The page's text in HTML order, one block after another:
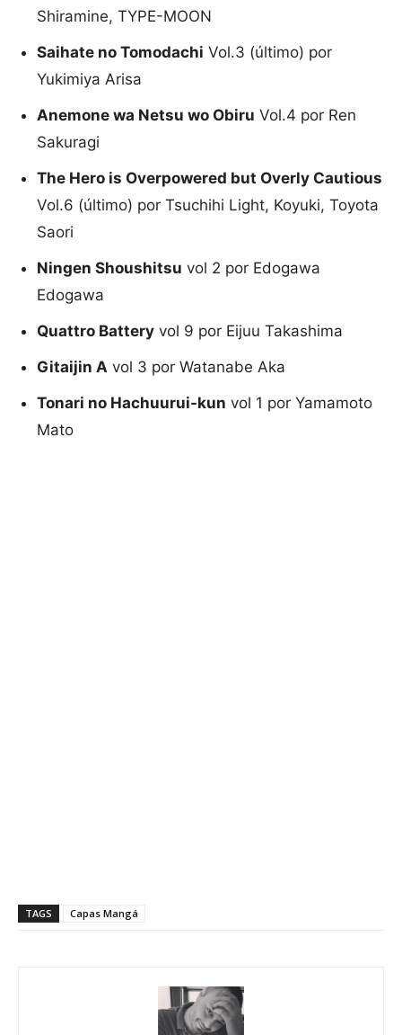
Shiramine, TYPE-MOON
Saihate no Tomodachi Vol.3 (último) por
Yukimiya Arisa
Anemone wa Netsu wo Obiru Vol.4 por Ren
Sakuragi
The Hero is Overpowered but Overly Cautious
Vol.6 (último) por Tsuchihi Light, Koyuki, Toyota
Saori
Ningen Shoushitsu vol 2 por Edogawa
Edogawa
Quattro Battery vol 9 por Eijuu Takashima
Gitaijin A vol 3 por Watanabe Aka
Tonari no Hachuurui-kun vol 1 por Yamamoto
Mato
TAGS Capas Mangá